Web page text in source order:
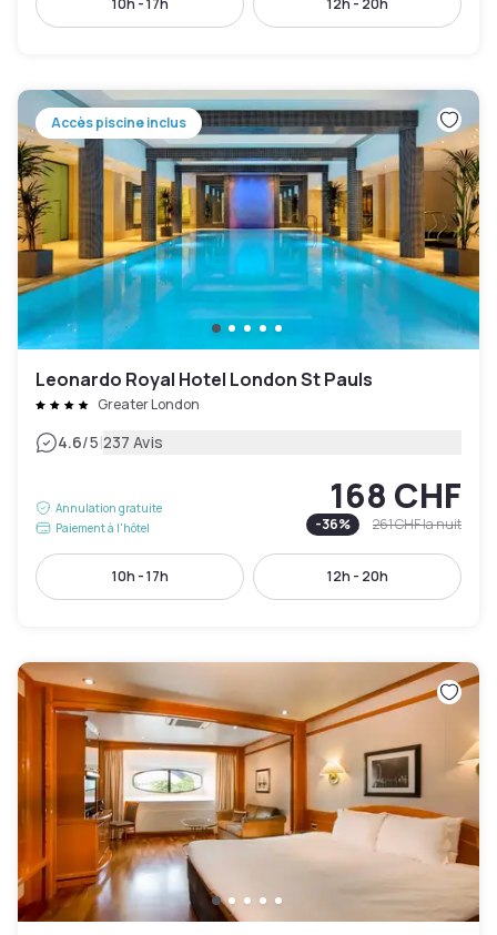
10h - 17h 12h - 20h
Accès piscine inclus
Leonardo Royal Hotel London St Pauls
Greater London
4.6/5|237 Avis
Annulation gratuite
Paiement à l'hôtel
168 CHF
-36% 261 CHFla nuit
10h - 17h 12h - 20h